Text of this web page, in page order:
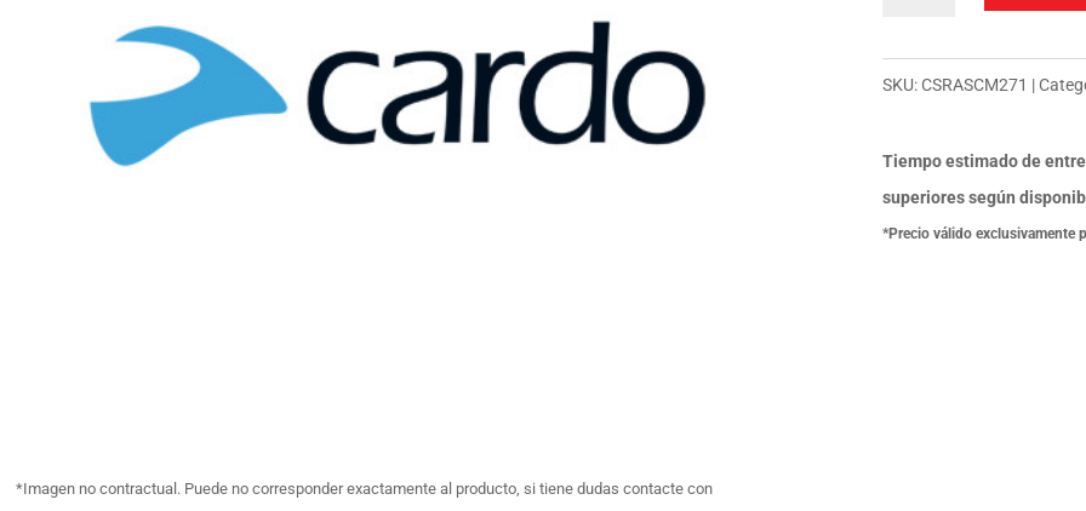
*Imagen no contractual. Puede no corresponder exactamente al producto, si tiene dudas contacte con
cantidad
SKU:CSRASCM271
Tiempo estimado de
superiores según
*Precio válido exclusivamente